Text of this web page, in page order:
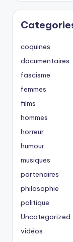
coquines
documentaires
fascisme
femmes
films
hommes
horreur
humour
musiques
partenaires
philosophie
politique
Uncategorized
vidéos